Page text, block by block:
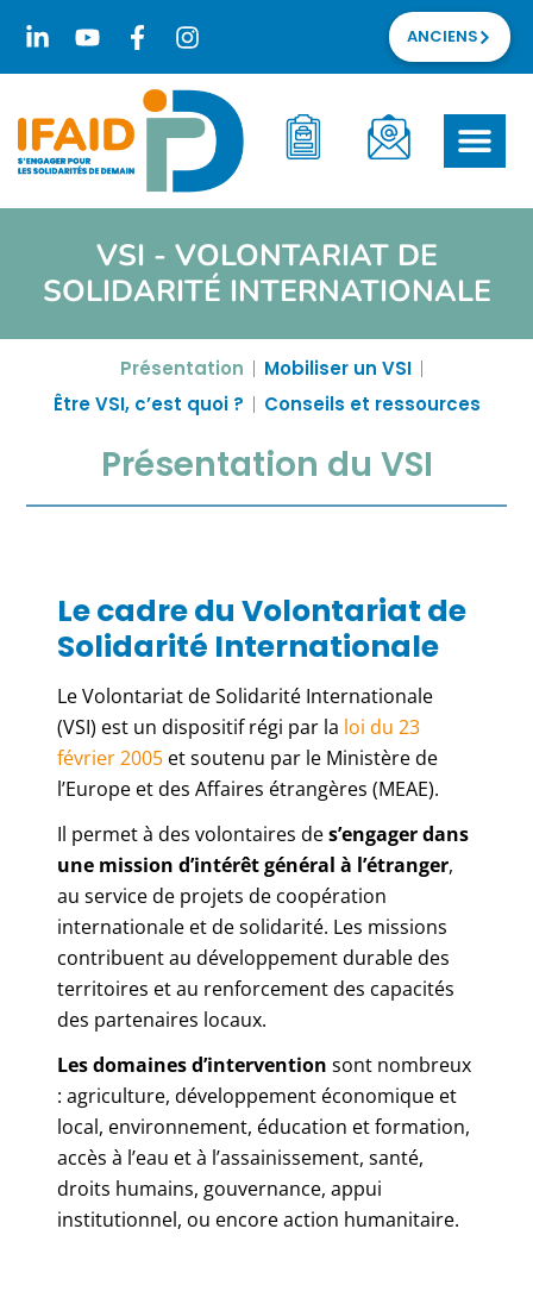
ANCIENS
VSI - VOLONTARIAT DE
SOLIDARITÉ INTERNATIONALE
Présentation
Mobiliser un VSI
Être VSI, c’est quoi ?
Conseils et ressources
Présentation du VSI
Le cadre du Volontariat de
Solidarité Internationale
Le Volontariat de Solidarité Internationale
(VSI) est un dispositif régi par la loi du 23
février 2005 et soutenu par le Ministère de
l’Europe et des Affaires étrangères (MEAE).
Il permet à des volontaires des’engager dans
une mission d’intérêt général à l’étranger,
au service de projets de coopération
internationale et de solidarité. Les missions
contribuent au développement durable des
territoires et au renforcement des capacités
des partenaires locaux.
Les domaines d’intervention sont nombreux
: agriculture, développement économique et
local, environnement, éducation et formation,
accès à l’eau et à l’assainissement, santé,
droits humains, gouvernance, appui
institutionnel, ou encore action humanitaire.